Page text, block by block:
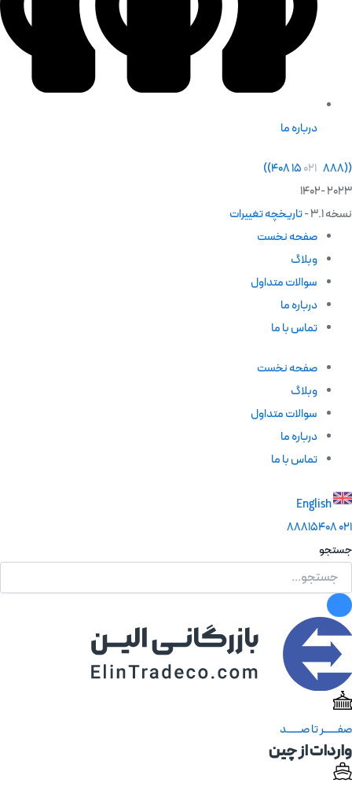
درباره ما
(
( ۰۲۱ ۸۸۸ ۱۵ ۴۰۸ )
)
2023 -1402
نسخه 3.1 -
تاریخچه تغییرات
صفحه نخست
وبلاگ
سوالات متداول
درباره ما
تماس با ما
صفحه نخست
وبلاگ
سوالات متداول
درباره ما
تماس با ما
English
021
88815408
جستجو
صفــــــر تا صــــــد
واردات از چین